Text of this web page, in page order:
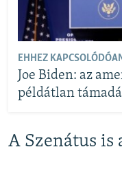
EHHEZ
Joe Biden: az
példátlan
A Szenátus is